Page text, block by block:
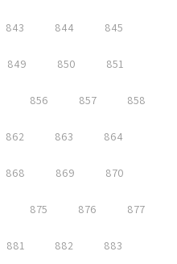
843 844 845
849 850 851
856 857 858
862 863 864
868 869 870
875 876 877
881 882 883